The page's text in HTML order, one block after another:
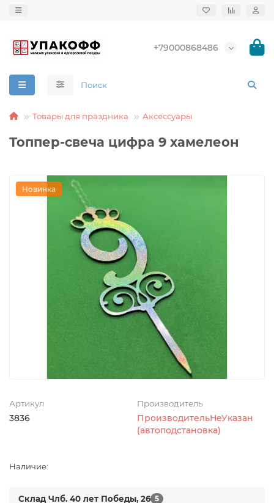
+79000868486
Товары для праздника Аксессуары
Топпер-свеча цифра 9 хамелеон
Новинка
Артикул
3836
Производитель
ПроизводительНеУказан
(автоподстановка)
Наличие:
Склад Члб. 40 лет Победы, 26 5